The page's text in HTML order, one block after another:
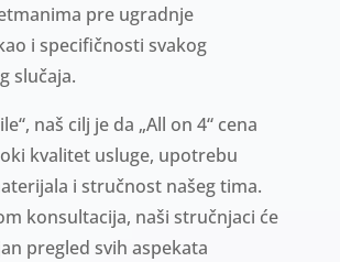
pre ugradnje
i specifičnosti svakog
slučaja.
naš cilj je da „All on 4“ cena
kvalitet usluge, upotrebu
i stručnost našeg tima.
konsultacija, naši stručnjaci će
pregled svih aspekata